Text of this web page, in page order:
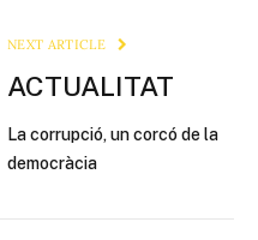
NEXT ARTICLE
ACTUALITAT
La corrupció, un corcó de la
democràcia